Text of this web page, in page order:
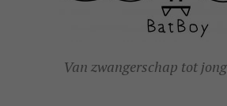
Van zwangerschap tot